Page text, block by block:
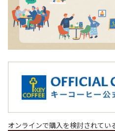
オンラインで購入を検討されてい